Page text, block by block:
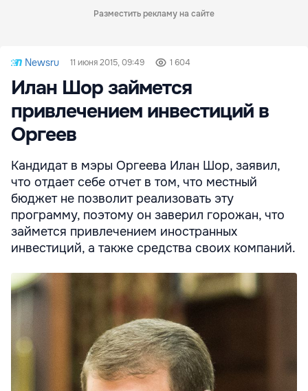
Разместить рекламу на сайте
Newsru 11 июня 2015, 09:49 1 604
Илан Шор займется
привлечением инвестиций в
Оргеев
Кандидат в мэры Оргеева Илан Шор, заявил,
что отдает себе отчет в том, что местный
бюджет не позволит реализовать эту
программу, поэтому он заверил горожан, что
займется привлечением иностранных
инвестиций, а также средства своих компаний.